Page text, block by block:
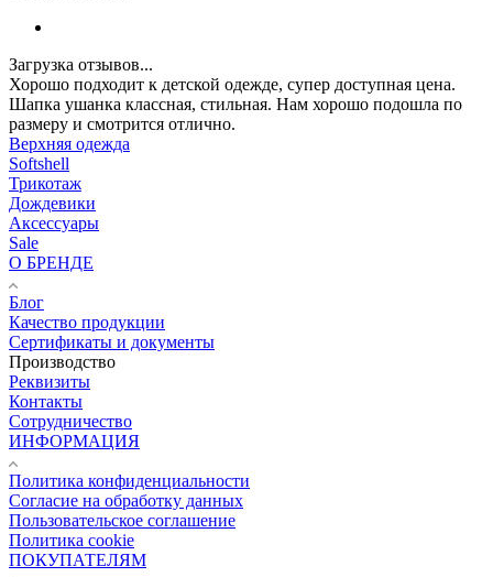
Загрузка отзывов...
Хорошо подходит к детской одежде, супер доступная цена.
Шапка ушанка классная, стильная. Нам хорошо подошла по
размеру и смотрится отлично.
Верхняя одежда
Softshell
Трикотаж
Дождевики
Аксессуары
Sale
О БРЕНДЕ
Блог
Качество продукции
Сертификаты и документы
Производство
Реквизиты
Контакты
Сотрудничество
ИНФОРМАЦИЯ
Политика конфиденциальности
Согласие на обработку данных
Пользовательское соглашение
Политика cookie
ПОКУПАТЕЛЯМ